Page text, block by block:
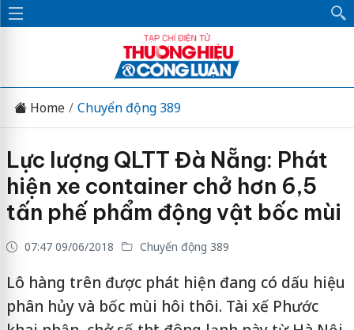
Home Chuyển động 389
Lực lượng QLTT Đà Nẵng: Phát
hiện xe container chở hơn 6,5
tấn phế phẩm động vật bốc mùi
07:47 09/06/2018 Chuyển động 389
Lô hàng trên được phát hiện đang có dấu hiệu
phân hủy và bốc mùi hôi thôi. Tài xế Phước